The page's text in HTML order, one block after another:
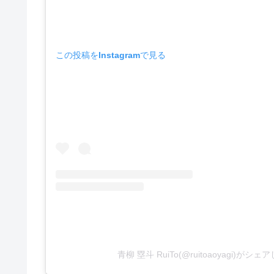
この投稿をInstagramで見る
青柳 塁斗 RuiTo(@ruitoaoyagi)がシェア